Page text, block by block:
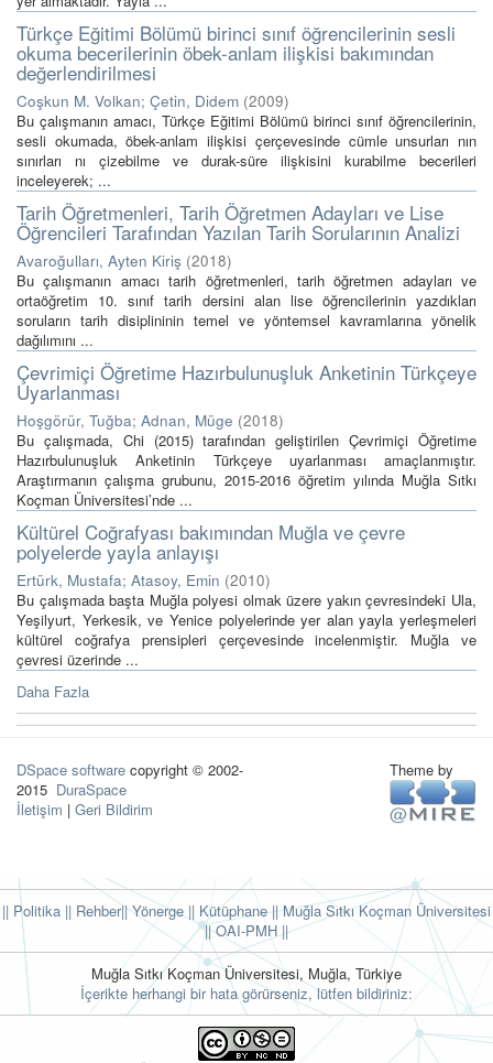
Türkçe Eğitimi Bölümü birinci sınıf öğrencilerinin sesli
okuma becerilerinin öbek-anlam ilişkisi bakımından
değerlendirilmesi
Coşkun M. Volkan; Çetin, Didem (2009)
Bu çalışmanın amacı, Türkçe Eğitimi Bölümü birinci sınıf öğrencilerinin,
sesli okumada, öbek-anlam ilişkisi çerçevesinde cümle unsurları nın
sınırları nı çizebilme ve durak-süre ilişkisini kurabilme becerileri
inceleyerek; ...
Tarih Öğretmenleri, Tarih Öğretmen Adayları ve Lise
Öğrencileri Tarafından Yazılan Tarih Sorularının Analizi
Avaroğulları, Ayten Kiriş (2018)
Bu çalışmanın amacı tarih öğretmenleri, tarih öğretmen adayları ve
ortaöğretim 10. sınıf tarih dersini alan lise öğrencilerinin yazdıkları
soruların tarih disiplininin temel ve yöntemsel kavramlarına yönelik
dağılımını ...
Çevrimiçi Öğretime Hazırbulunuşluk Anketinin Türkçeye
Uyarlanması
Hoşgörür, Tuğba; Adnan, Müge (2018)
Bu çalışmada, Chi (2015) tarafından geliştirilen Çevrimiçi Öğretime
Hazırbulunuşluk Anketinin Türkçeye uyarlanması amaçlanmıştır.
Araştırmanın çalışma grubunu, 2015-2016 öğretim yılında Muğla Sıtkı
Koçman Üniversitesi’nde ...
Kültürel Coğrafyası bakımından Muğla ve çevre
polyelerde yayla anlayışı
Ertürk, Mustafa; Atasoy, Emin (2010)
Bu çalışmada başta Muğla polyesi olmak üzere yakın çevresindeki Ula,
Yeşilyurt, Yerkesik, ve Yenice polyelerinde yer alan yayla yerleşmeleri
kültürel coğrafya prensipleri çerçevesinde incelenmiştir. Muğla ve
çevresi üzerinde ...
Daha Fazla
DSpace software copyright © 2002-
2015 DuraSpace
İletişim | Geri Bildirim
Theme by
|| Politika || Rehber|| Yönerge|| Kütüphane|| Muğla Sıtkı Koçman Üniversitesi
||OAI-PMH ||
Muğla Sıtkı Koçman Üniversitesi, Muğla, Türkiye
İçerikte herhangi bir hata görürseniz, lütfen bildiriniz: